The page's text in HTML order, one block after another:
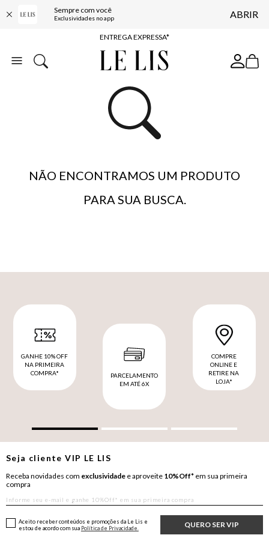
Sempre com você
Exclusividades no app ABRIR
COMPRE ONLINE E RETIRE EM LOJA*
ENTREGA EXPRESSA*
FRETE GRÁTIS*
10% OFF NA PRIMEIRA COMPRA*
NÃO ENCONTRAMOS UM PRODUTO
PARA SUA BUSCA.
GANHE 10% OFF
NA PRIMEIRA
COMPRA*
PARCELAMENTO
EM ATÉ 6X
COMPRE
ONLINE E
RETIRE NA
LOJA*
Seja clienteVIP LE LIS
Receba novidades com exclusividade e aproveite 10%Off* em sua primeira
compra
QUERO SER VIP
Aceito receber conteúdos e promoções da Le Lis e
estou de acordo com sua Política de Privacidade.